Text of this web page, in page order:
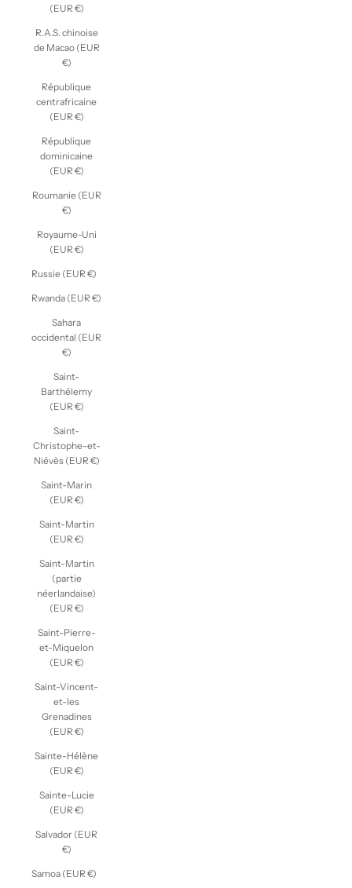
(EUR €)
R.A.S. chinoise
de Macao (EUR
€)
République
centrafricaine
(EUR €)
République
dominicaine
(EUR €)
Roumanie (EUR
€)
Royaume-Uni
(EUR €)
Russie (EUR €)
Rwanda (EUR €)
Sahara
occidental (EUR
€)
Saint-
Barthélemy
(EUR €)
Saint-
Christophe-et-
Niévès (EUR €)
Saint-Marin
(EUR €)
Saint-Martin
(EUR €)
Saint-Martin
(partie
néerlandaise)
(EUR €)
Saint-Pierre-
et-Miquelon
(EUR €)
Saint-Vincent-
et-les
Grenadines
(EUR €)
Sainte-Hélène
(EUR €)
Sainte-Lucie
(EUR €)
Salvador (EUR
€)
Samoa (EUR €)